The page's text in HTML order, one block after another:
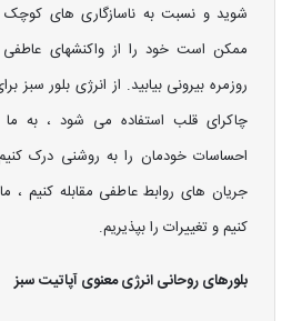
شوید و نسبت به ناسازگاری های
ممکن است خود را از واکنشهای
روزمره بیرونی بیابید. از انرژی بلور سبز
چاکرای قلب استفاده می شود ، به
جریان های روابط عاطفی مقابله کنیم ،
کنیم و تغییرات را بپذیریم.
بلورهای روحانی انرژی معنوی آپاتیت سبز